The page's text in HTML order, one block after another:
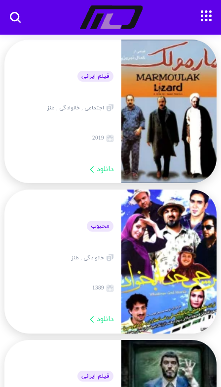
فیلم ایرانی
اجتماعی , خانوادگی , طنز
2019
دانلود
محبوب
خانوادگی , طنز
1389
دانلود
فیلم ایرانی